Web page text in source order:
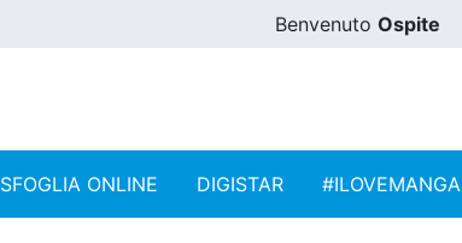
Benvenuto Ospite
SFOGLIA ONLINE DIGISTAR #ILOVEMANGA